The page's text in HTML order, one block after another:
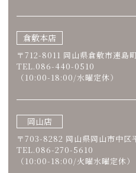
倉敷本店
〒712-8011 岡山県倉敷市連島
TEL.086-440-0510
（10:00-18:00/水曜定休）
岡山店
〒703-8282 岡山県岡山市中区
TEL.086-270-5610
（10:00-18:00/火曜水曜定休）